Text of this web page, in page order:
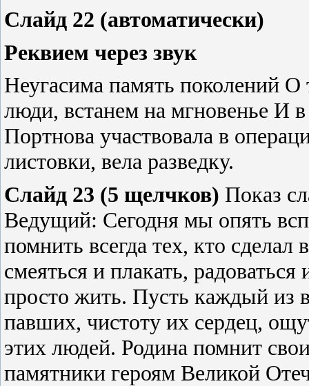
Слайд 22 (автоматически)
Реквием через звук
Неугасима память поколений О
люди, встанем на мгновенье И
Портнова участвовала в
листовки, вела разведку.
Слайд 23 (5 щелчков) Показ
Ведущий: Сегодня мы опять
помнить всегда тех, кто
смеяться и плакать, радоваться
просто жить. Пусть каждый из
павших, чистоту их сердец,
этих людей. Родина помнит
памятники героям Великой